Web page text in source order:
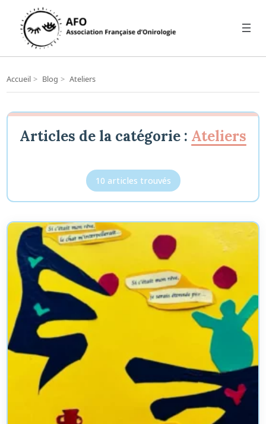
Accueil > Blog > Ateliers
Articles de la catégorie : Ateliers
10 articles trouvés